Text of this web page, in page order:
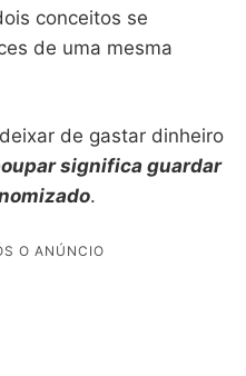
conceitos se
de uma mesma
de gastar dinheiro
significa guardar
.